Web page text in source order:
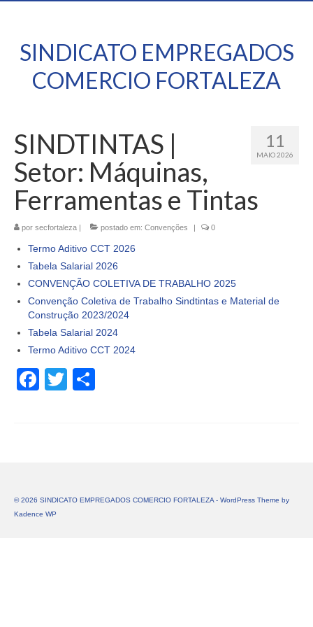
SINDICATO EMPREGADOS
COMERCIO FORTALEZA
11
MAIO 2026
SINDTINTAS |
Setor: Máquinas,
Ferramentas e Tintas
por secfortaleza | postado em: Convenções | 0
Termo Aditivo CCT 2026
Tabela Salarial 2026
CONVENÇÃO COLETIVA DE TRABALHO 2025
Convenção Coletiva de Trabalho Sindtintas e Material de
Construção 2023/2024
Tabela Salarial 2024
Termo Aditivo CCT 2024
Facebook
Twitter
© 2026 SINDICATO EMPREGADOS COMERCIO FORTALEZA - WordPress Theme by
Kadence WP